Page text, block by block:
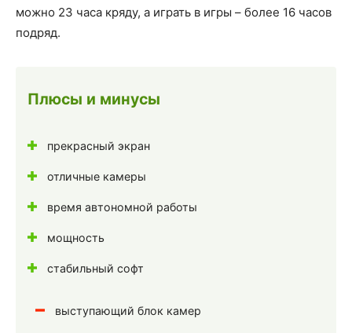
можно 23 часа кряду, а играть в игры – более 16 часов
подряд.
Плюсы и минусы
прекрасный экран
отличные камеры
время автономной работы
мощность
стабильный софт
выступающий блок камер